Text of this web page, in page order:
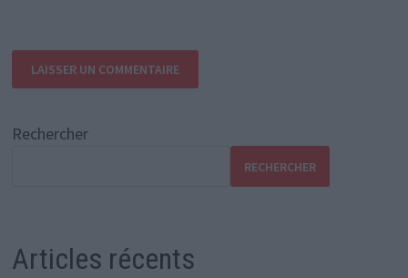
Rechercher
RECHERCHER
Articles récents